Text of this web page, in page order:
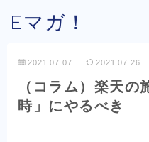
Eマガ！
Eマガ！とは？
2021.07.07 2021.07.26
（コラム）楽天
時」にやるべき